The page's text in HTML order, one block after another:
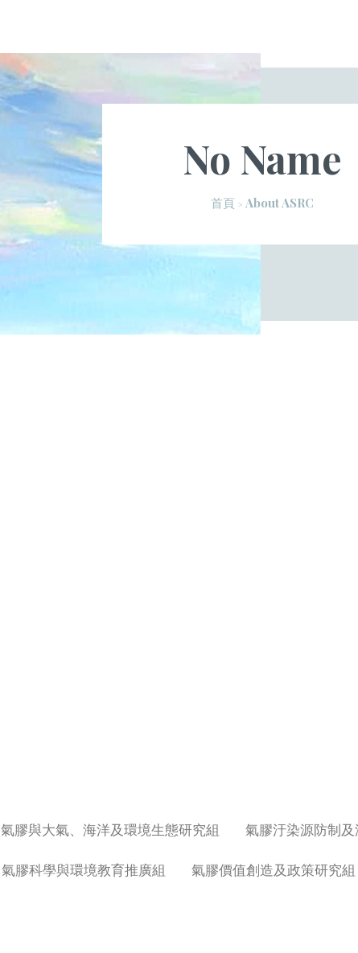
No Name
首頁 > About ASRC
氣膠與大氣、海洋及環境生態研究組 氣膠汙染源防制及
氣膠科學與環境教育推廣組 氣膠價值創造及政策研究組